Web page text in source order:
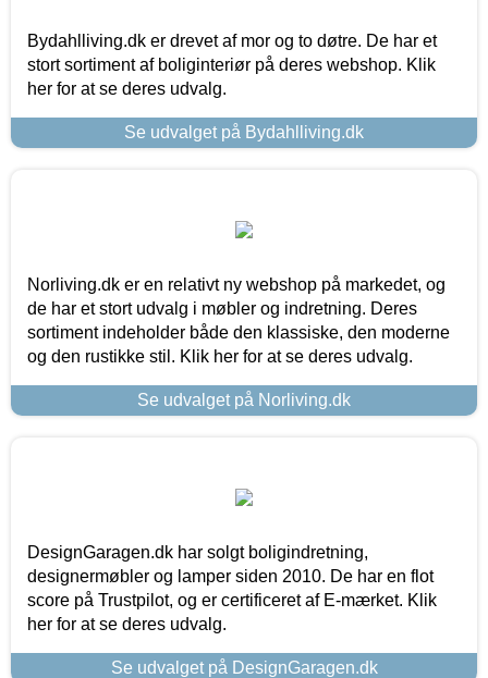
Bydahlliving.dk er drevet af mor og to døtre. De har et
stort sortiment af boliginteriør på deres webshop. Klik
her for at se deres udvalg.
Se udvalget på Bydahlliving.dk
Norliving.dk er en relativt ny webshop på markedet, og
de har et stort udvalg i møbler og indretning. Deres
sortiment indeholder både den klassiske, den moderne
og den rustikke stil. Klik her for at se deres udvalg.
Se udvalget på Norliving.dk
DesignGaragen.dk har solgt boligindretning,
designermøbler og lamper siden 2010. De har en flot
score på Trustpilot, og er certificeret af E-mærket. Klik
her for at se deres udvalg.
Se udvalget på DesignGaragen.dk